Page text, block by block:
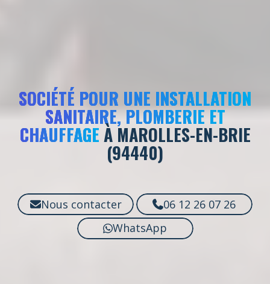
SOCIÉTÉ POUR UNE INSTALLATION
SANITAIRE, PLOMBERIE ET
CHAUFFAGEÀ MAROLLES-EN-BRIE
(94440)
Nous contacter
06 12 26 07 26
WhatsApp